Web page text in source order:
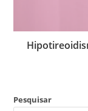
Pesquisar